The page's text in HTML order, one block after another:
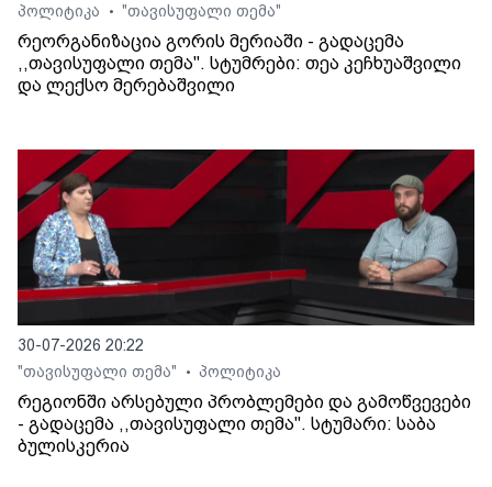
პოლიტიკა • "თავისუფალი თემა"
რეორგანიზაცია გორის მერიაში - გადაცემა
,,თავისუფალი თემა". სტუმრები: თეა კეჩხუაშვილი
და ლექსო მერებაშვილი
30-07-2026 20:22
"თავისუფალი თემა"
• პოლიტიკა
რეგიონში არსებული პრობლემები და გამოწვევები
- გადაცემა ,,თავისუფალი თემა". სტუმარი: საბა
ბულისკერია